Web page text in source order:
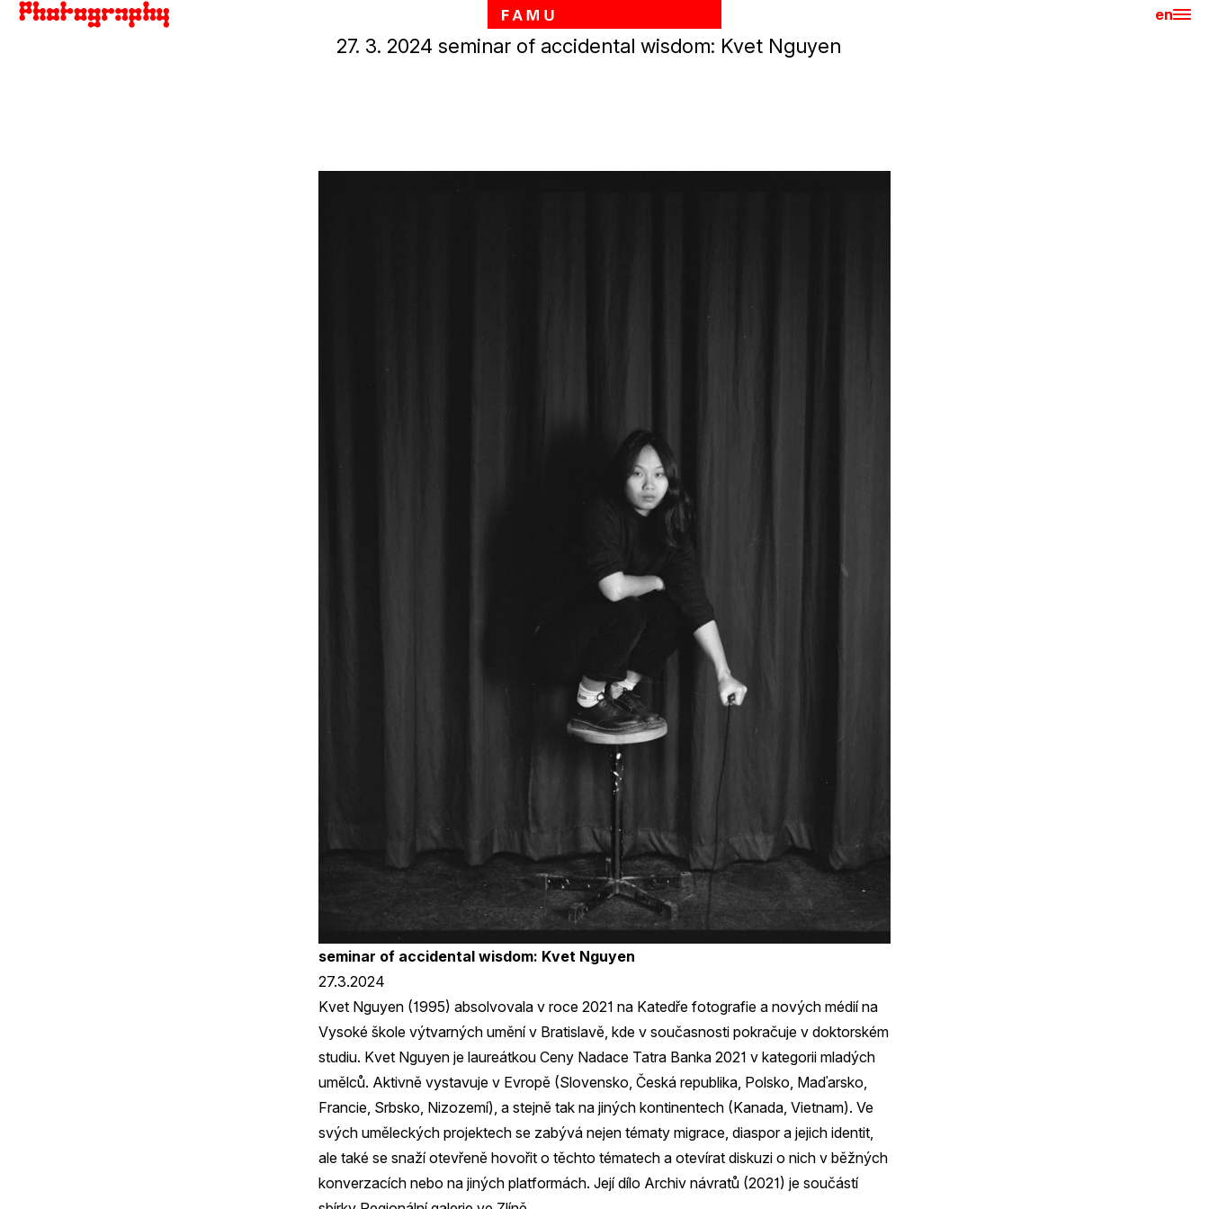
Přejít k hlavnímu obsahu
en
27. 3. 2024 seminar of accidental wisdom: Kvet Nguyen
seminar of accidental wisdom: Kvet Nguyen
27.3.2024
Kvet Nguyen (1995) absolvovala v roce 2021 na Katedře fotografie a nových médií na
Vysoké škole výtvarných umění v Bratislavě, kde v současnosti pokračuje v doktorském
studiu. Kvet Nguyen je laureátkou Ceny Nadace Tatra Banka 2021 v kategorii mladých
umělců. Aktivně vystavuje v Evropě (Slovensko, Česká republika, Polsko, Maďarsko,
Francie, Srbsko, Nizozemí), a stejně tak na jiných kontinentech (Kanada, Vietnam). Ve
svých uměleckých projektech se zabývá nejen tématy migrace, diaspor a jejich identit,
ale také se snaží otevřeně hovořit o těchto tématech a otevírat diskuzi o nich v běžných
konverzacích nebo na jiných platformách. Její dílo Archiv návratů (2021) je součástí